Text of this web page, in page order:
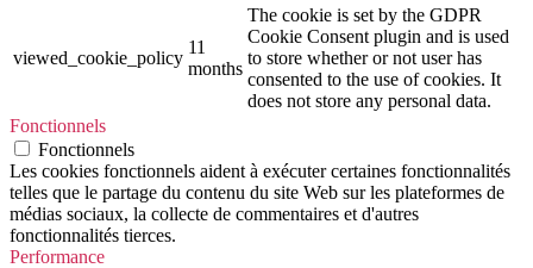
viewed_cookie_policy
11
months
The cookie is set by the GDPR
Cookie Consent plugin and is used
to store whether or not user has
consented to the use of cookies. It
does not store any personal data.
Fonctionnels
Fonctionnels
Les cookies fonctionnels aident à exécuter certaines fonctionnalités
telles que le partage du contenu du site Web sur les plateformes de
médias sociaux, la collecte de commentaires et d'autres
fonctionnalités tierces.
Performance